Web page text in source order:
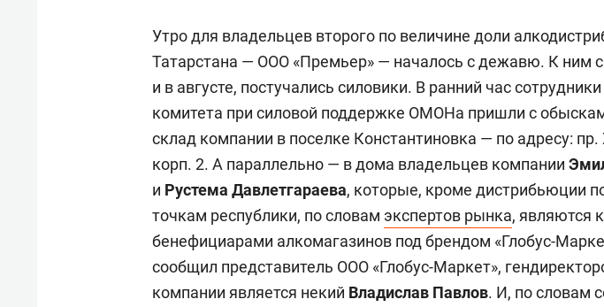
Утро для владельцев второго по величине доли
Татарстана — ООО «Премьер» — началось с дежавю. К ним
и в августе, постучались силовики. В ранний час
комитета при силовой поддержке ОМОНа пришли с
склад компании в поселке Константиновка — по адресу: пр.
корп. 2. А параллельно — в дома владельцев компании
и Рустема Давлетгараева, которые, кроме дистрибьюции
точкам республики, по словам экспертов рынка, являются
бенефициарами алкомагазинов под брендом «Глобус-
сообщил представитель ООО «Глобус-Маркет»,
компании является некий Владислав Павлов. И, по словам